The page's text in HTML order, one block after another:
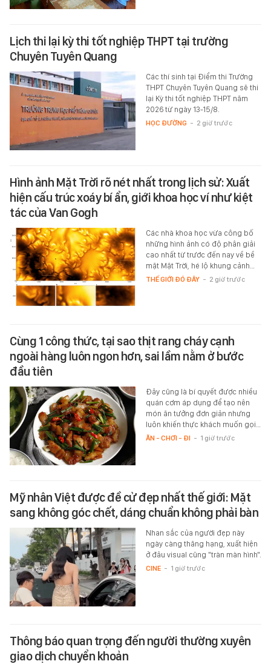
Lịch thi lại kỳ thi tốt nghiệp THPT tại trường
Chuyên Tuyên Quang
Các thí sinh tại Điểm thi Trường
THPT Chuyên Tuyên Quang sẽ thi
lại Kỳ thi tốt nghiệp THPT năm
2026 từ ngày 13-15/8.
HỌC ĐƯỜNG - 2 giờ trước
Hình ảnh Mặt Trời rõ nét nhất trong lịch sử: Xuất
hiện cấu trúc xoáy bí ẩn, giới khoa học ví như kiệt
tác của Van Gogh
Các nhà khoa học vừa công bố
những hình ảnh có độ phân giải
cao nhất từ trước đến nay về bề
mặt Mặt Trời, hé lộ khung cảnh…
THẾ GIỚI ĐÓ ĐÂY - 2 giờ trước
Cùng 1 công thức, tại sao thịt rang cháy cạnh
ngoài hàng luôn ngon hơn, sai lầm nằm ở bước
đầu tiên
Đây cũng là bí quyết được nhiều
quán cơm áp dụng để tạo nên
món ăn tưởng đơn giản nhưng
luôn khiến thực khách muốn gọi…
ĂN - CHƠI - ĐI - 1 giờ trước
Mỹ nhân Việt được đề cử đẹp nhất thế giới: Mặt
sang không góc chết, dáng chuẩn không phải bàn
Nhan sắc của người đẹp này
ngày càng thăng hạng, xuất hiện
ở đâu visual cũng "tràn màn hình".
CINE - 1 giờ trước
Thông báo quan trọng đến người thường xuyên
giao dịch chuyển khoản